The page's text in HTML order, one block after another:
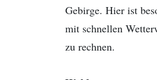
Gebirge. Hier ist
mit schnellen
zu rechnen.